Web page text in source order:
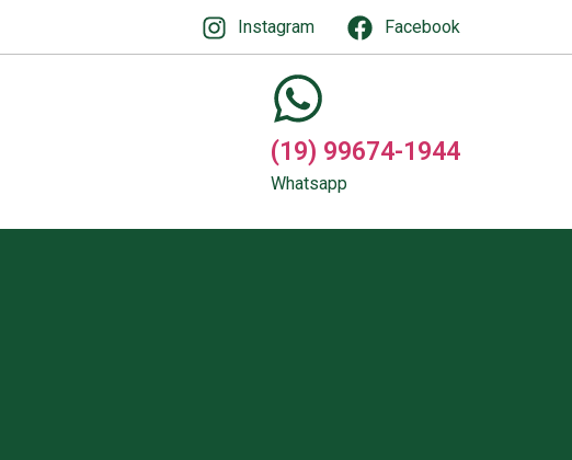
Instagram Facebook
(19) 99674-1944
Whatsapp